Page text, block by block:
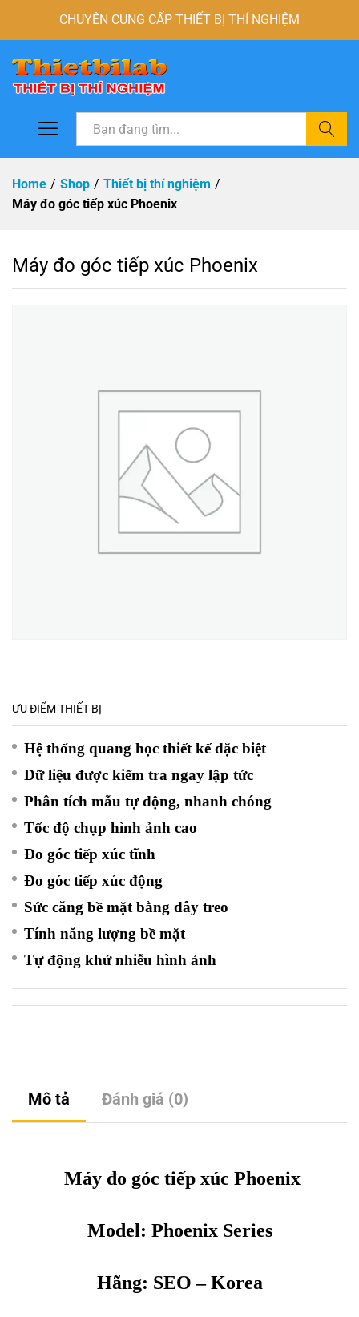
CHUYÊN CUNG CẤP THIẾT BỊ THÍ NGHIỆM
Tìm
Home / Shop / Thiết bị thí nghiệm /
Máy đo góc tiếp xúc Phoenix
Máy đo góc tiếp xúc Phoenix
ƯU ĐIỂM THIẾT BỊ
Hệ thống quang học thiết kế đặc biệt
Dữ liệu được kiểm tra ngay lập tức
Phân tích mẫu tự động, nhanh chóng
Tốc độ chụp hình ảnh cao
Đo góc tiếp xúc tĩnh
Đo góc tiếp xúc động
Sức căng bề mặt bằng dây treo
Tính năng lượng bề mặt
Tự động khử nhiễu hình ảnh
Mô tả Đánh giá (0)
Máy đo góc tiếp xúc Phoenix
Model: PhoenixSeries
Hãng: SEO – Korea